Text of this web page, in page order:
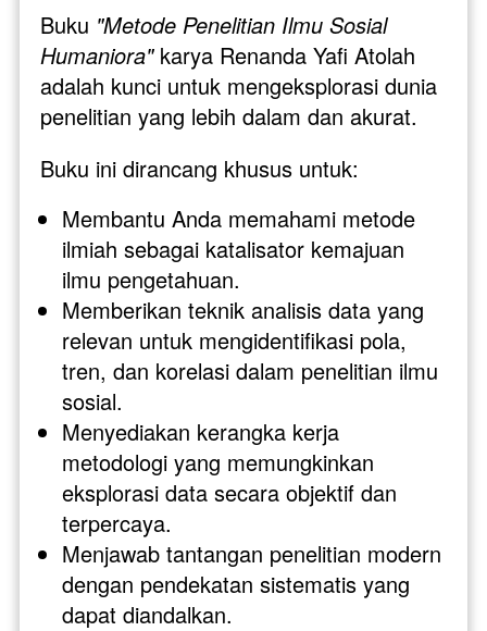
Buku "Metode Penelitian Ilmu Sosial
Humaniora" karya Renanda Yafi Atolah
adalah kunci untuk mengeksplorasi dunia
penelitian yang lebih dalam dan akurat.
Buku ini dirancang khusus untuk:
Membantu Anda memahami metode
ilmiah sebagai katalisator kemajuan
ilmu pengetahuan.
Memberikan teknik analisis data yang
relevan untuk mengidentifikasi pola,
tren, dan korelasi dalam penelitian ilmu
sosial.
Menyediakan kerangka kerja
metodologi yang memungkinkan
eksplorasi data secara objektif dan
terpercaya.
Menjawab tantangan penelitian modern
dengan pendekatan sistematis yang
dapat diandalkan.